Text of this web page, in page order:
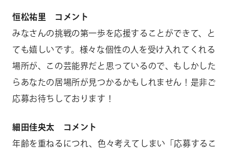
恒松祐里 コメント
みなさんの挑戦の第一歩を応援することができて、と
ても嬉しいです。様々な個性の人を受け入れてくれる
場所が、この芸能界だと思っているので、もしかした
らあなたの居場所が見つかるかもしれません！是非ご
応募お待ちしております！
細田佳央太 コメント
年齢を重ねるにつれ、色々考えてしまい「応募するこ